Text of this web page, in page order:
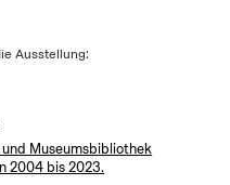
Ausstellung:
Museumsbibliothek
2004 bis 2023.